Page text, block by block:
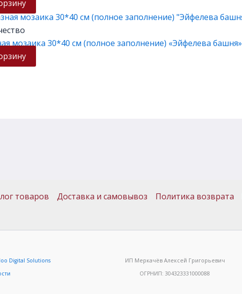
мозаика 30*40 см (полное заполнение) «Эйфелева башня»
товаров Доставка и самовывоз Политика возврата
Digital Solutions
ИП Меркачёв Алексей Григорьевич
ОГРНИП: 304323331000088